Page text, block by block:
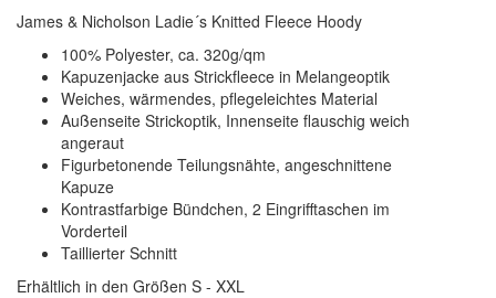
James & Nicholson Ladie´s Knitted Fleece Hoody
100% Polyester, ca. 320g/qm
Kapuzenjacke aus Strickfleece in Melangeoptik
Weiches, wärmendes, pflegeleichtes Material
Außenseite Strickoptik, Innenseite flauschig weich
angeraut
Figurbetonende Teilungsnähte, angeschnittene
Kapuze
Kontrastfarbige Bündchen, 2 Eingrifftaschen im
Vorderteil
Taillierter Schnitt
Erhältlich in den Größen S - XXL